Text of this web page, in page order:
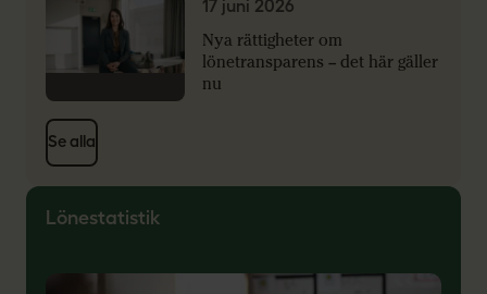
17 juni 2026
Nya rättigheter om
lönetransparens – det här gäller
nu
Se alla
Lönestatistik